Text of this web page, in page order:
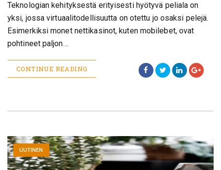
Teknologian kehityksestä erityisesti hyötyvä peliala on
yksi, jossa virtuaalitodellisuutta on otettu jo osaksi pelejä.
Esimerkiksi monet nettikasinot, kuten mobilebet, ovat
pohtineet paljon…
CONTINUE READING
UUTINEN